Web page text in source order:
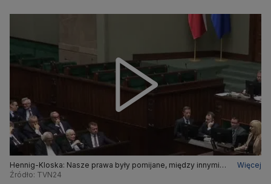
Hennig-Kloska: Nasze prawa były pomijane, między innymi
za sprawą Witek
Więcej
Źródło: TVN24